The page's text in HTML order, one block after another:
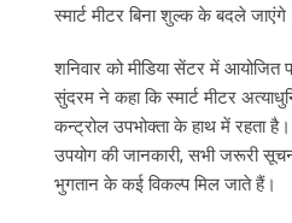
स्मार्ट मीटर बिना शुल्क के बदले
शनिवार को मीडिया सेंटर में आयोजित
सुंदरम ने कहा कि स्मार्ट मीटर
कन्ट्रोल उपभोक्ता के हाथ में रहता
उपयोग की जानकारी, सभी जरूरी
भुगतान के कई विकल्प मिल जाते हैं।